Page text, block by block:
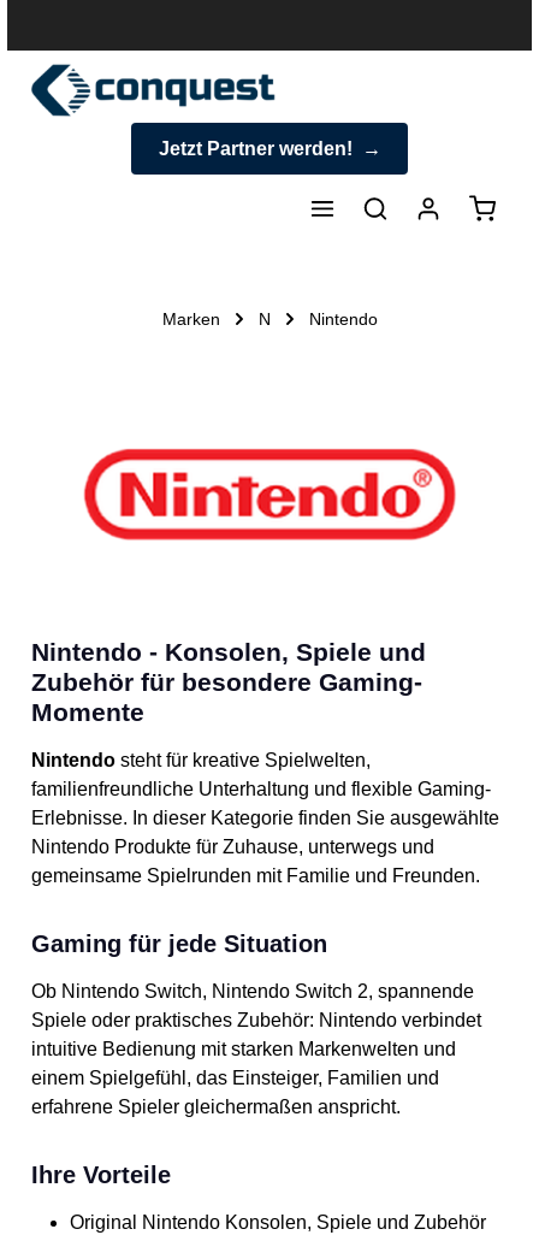
Jetzt Partner werden!
Marken N Nintendo
Nintendo - Konsolen, Spiele und
Zubehör für besondere Gaming-
Momente
Nintendo steht für kreative Spielwelten,
familienfreundliche Unterhaltung und flexible Gaming-
Erlebnisse. In dieser Kategorie finden Sie ausgewählte
Nintendo Produkte für Zuhause, unterwegs und
gemeinsame Spielrunden mit Familie und Freunden.
Gaming für jede Situation
Ob Nintendo Switch, Nintendo Switch 2, spannende
Spiele oder praktisches Zubehör: Nintendo verbindet
intuitive Bedienung mit starken Markenwelten und
einem Spielgefühl, das Einsteiger, Familien und
erfahrene Spieler gleichermaßen anspricht.
Ihre Vorteile
Original Nintendo Konsolen, Spiele und Zubehör